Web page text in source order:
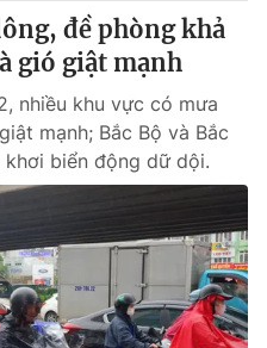
VTV.vn khi phát hành lại
đề phòng khả
gió giật mạnh
nhiều khu vực có mưa
mạnh; Bắc Bộ và Bắc
biển động dữ dội.